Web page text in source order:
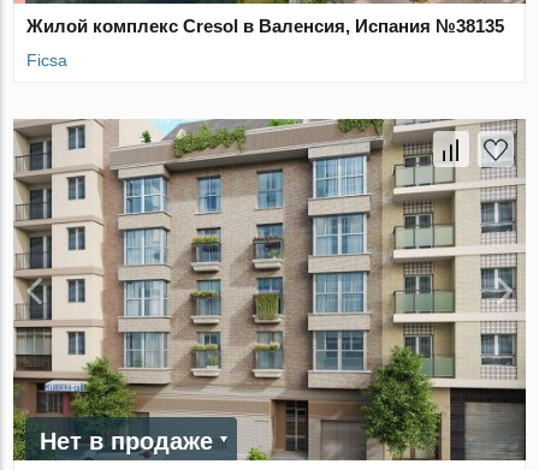
Жилой комплекс Cresol в Валенсия, Испания №38135
Ficsa
Нет в продаже